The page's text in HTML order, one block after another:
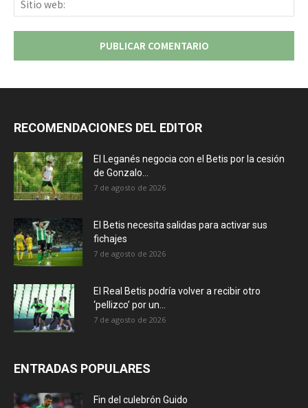
RECOMENDACIONES DEL EDITOR
El Leganés negocia con el Betis por la cesión
de Gonzalo...
7 de agosto de 2026
El Betis necesita salidas para activar sus
fichajes
7 de agosto de 2026
El Real Betis podría volver a recibir otro
‘pellizco’ por un...
7 de agosto de 2026
ENTRADAS POPULARES
Fin del culebrón Guido